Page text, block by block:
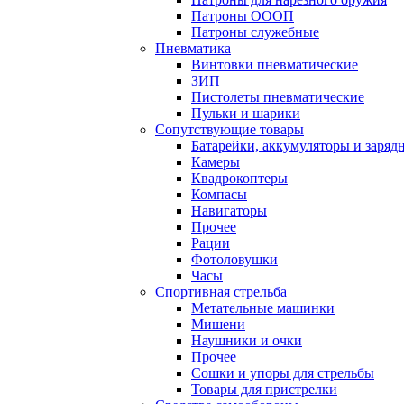
Патроны ОООП
Патроны служебные
Пневматика
Винтовки пневматические
ЗИП
Пистолеты пневматические
Пульки и шарики
Сопутствующие товары
Батарейки, аккумуляторы и
Камеры
Квадрокоптеры
Компасы
Навигаторы
Прочее
Рации
Фотоловушки
Часы
Спортивная стрельба
Метательные машинки
Мишени
Наушники и очки
Прочее
Сошки и упоры для стрельбы
Товары для пристрелки